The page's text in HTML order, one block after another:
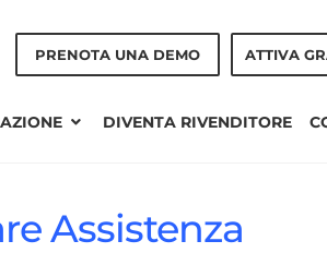
PRENOTA UNA DEMO ATTIVA
DIVENTA RIVENDITORE
Assistenza